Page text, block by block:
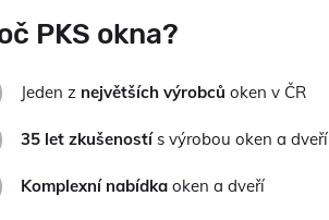
PKS okna?
Jeden z největších výrobců oken v ČR
35 let zkušenostís výrobou oken a dveří
Komplexní nabídkaoken a dveří